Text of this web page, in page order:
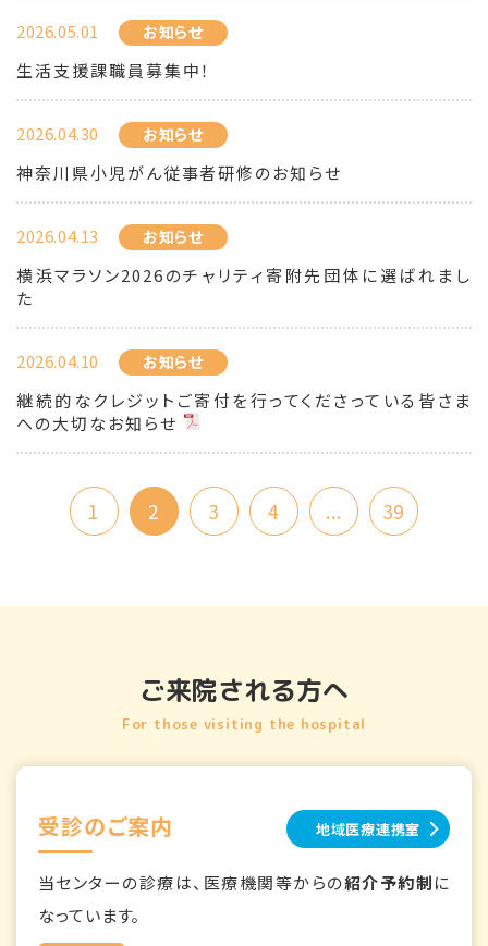
2026.05.01 お知らせ
生活支援課職員募集中！
2026.04.30 お知らせ
神奈川県小児がん従事者研修のお知らせ
2026.04.13 お知らせ
横浜マラソン2026のチャリティ寄附先団体に選ばれまし
た
2026.04.10 お知らせ
継続的なクレジットご寄付を行ってくださっている皆さま
への大切なお知らせ
1 2 3 4 ... 39
ご来院される方へ
For those visiting the hospital
受診のご案内 地域医療連携室
当センターの診療は、医療機関等からの紹介予約制に
なっています。